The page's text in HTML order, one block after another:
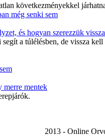
következményekkel
még senki sem
és hogyan szerezzük
a túlélésben, de vissza
merre mentek
2013 - Online